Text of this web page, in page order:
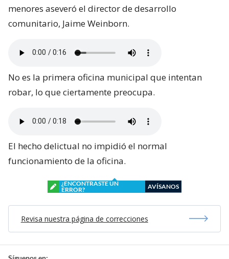
menores aseveró el director de desarrollo
comunitario, Jaime Weinborn.
No es la primera oficina municipal que intentan
robar, lo que ciertamente preocupa.
El hecho delictual no impidió el normal
funcionamiento de la oficina.
¿ENCONTRASTE UN
ERROR?
AVÍSANOS
Revisa nuestra página de correcciones